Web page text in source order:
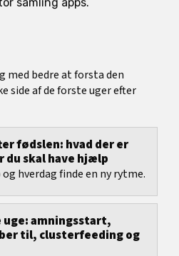
med bedre at forsta den
side af de forste uger efter
fødslen: hvad der er
du skal have hjælp
hverdag finde en ny rytme.
amningsstart,
til, clusterfeeding og